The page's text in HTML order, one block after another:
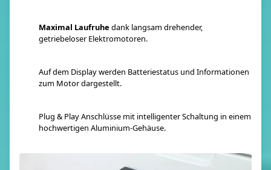
Maximal Laufruhe dank langsam drehender,
getriebeloser Elektromotoren.
Auf dem Display werden Batteriestatus und Informationen
zum Motor dargestellt.
Plug & Play Anschlüsse mit intelligenter Schaltung in einem
hochwertigen Aluminium-Gehäuse.